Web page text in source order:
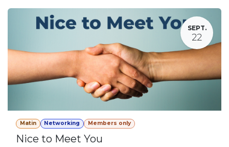
SEPT.
22
Matin Networking Members only
Nice to Meet You